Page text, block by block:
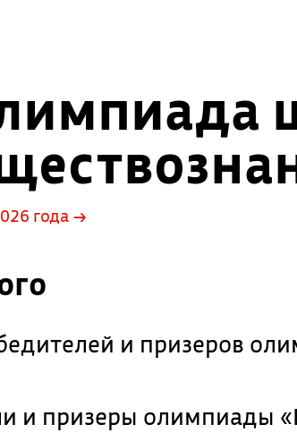
года →
и призеров
и призеры олимпиады